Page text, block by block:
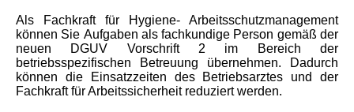
Als Fachkraft für Hygiene- Arbeitsschutzmanagement
können Sie Aufgaben als fachkundige Person gemäß der
neuen DGUV Vorschrift 2 im Bereich der
betriebsspezifischen Betreuung übernehmen. Dadurch
können die Einsatzzeiten des Betriebsarztes und der
Fachkraft für Arbeitssicherheit reduziert werden.